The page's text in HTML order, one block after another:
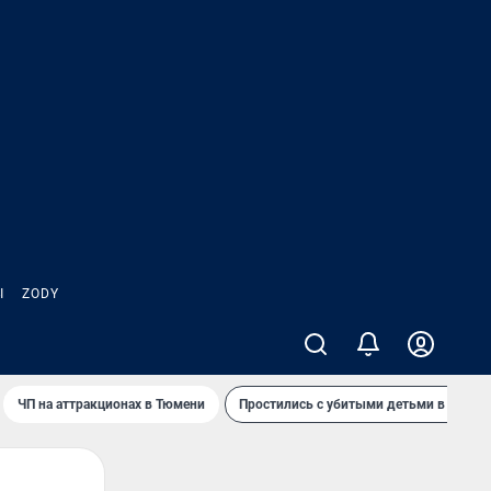
ZODY
ЧП на аттракционах в Тюмени Простились с убитыми детьми в